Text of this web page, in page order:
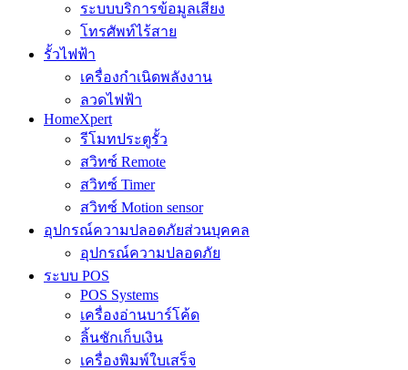
ระบบบริการข้อมูลเสียง
โทรศัพท์ไร้สาย
รั้วไฟฟ้า
เครื่องกำเนิดพลังงาน
ลวดไฟฟ้า
HomeXpert
รีโมทประตูรั้ว
สวิทซ์ Remote
สวิทซ์ Timer
สวิทซ์ Motion sensor
อุปกรณ์ความปลอดภัยส่วนบุคคล
อุปกรณ์ความปลอดภัย
ระบบ POS
POS Systems
เครื่องอ่านบาร์โค้ด
ลิ้นชักเก็บเงิน
เครื่องพิมพ์ใบเสร็จ